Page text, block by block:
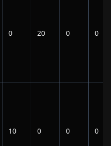
0 20 0 0
10 0 0 0